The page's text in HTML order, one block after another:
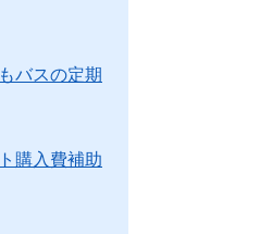
バスの定期
購入費補助